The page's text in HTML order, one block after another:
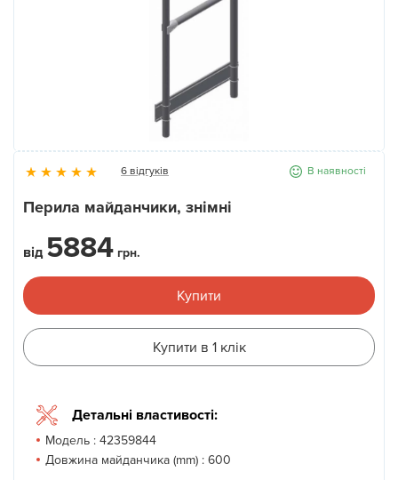
Галерея
Прокат та послуги
6 відгуків В наявності
Перила майданчики, знімні
вiд 5884 грн.
Купити
Купити в 1 клік
Детальні властивості:
Модель : 42359844
Довжина майданчика (mm) : 600